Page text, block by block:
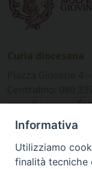
Ufficio
Informativa
Utilizziamo
finalità tecniche